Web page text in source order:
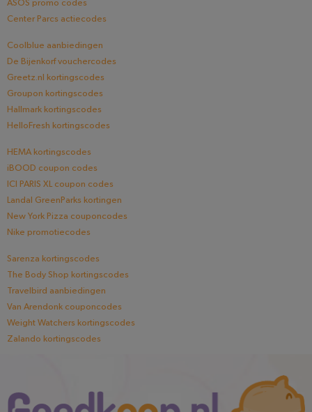
ASOS promo codes
Center Parcs actiecodes
Coolblue aanbiedingen
De Bijenkorf vouchercodes
Greetz.nl kortingscodes
Groupon kortingscodes
Hallmark kortingscodes
HelloFresh kortingscodes
HEMA kortingscodes
iBOOD coupon codes
ICI PARIS XL coupon codes
Landal GreenParks kortingen
New York Pizza couponcodes
Nike promotiecodes
Sarenza kortingscodes
The Body Shop kortingscodes
Travelbird aanbiedingen
Van Arendonk couponcodes
Weight Watchers kortingscodes
Zalando kortingscodes